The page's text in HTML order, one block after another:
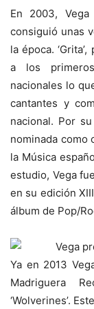
En 2003, Vega
consiguió unas
la época.
a los
nacionales lo
cantantes y
nacional. Por
nominada como
la Música
estudio, Vega
en su edición
álbum de Pop/
Ya en 2013
Madriguera
‘Wolverines’.